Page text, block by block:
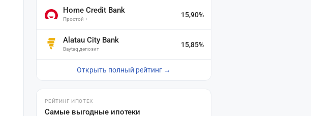
Home Credit Bank
Простой +
15,90%
Alatau City Bank
Baytaq депозит
15,85%
Открыть полный рейтинг →
РЕЙТИНГ ИПОТЕК
Самые выгодные ипотеки